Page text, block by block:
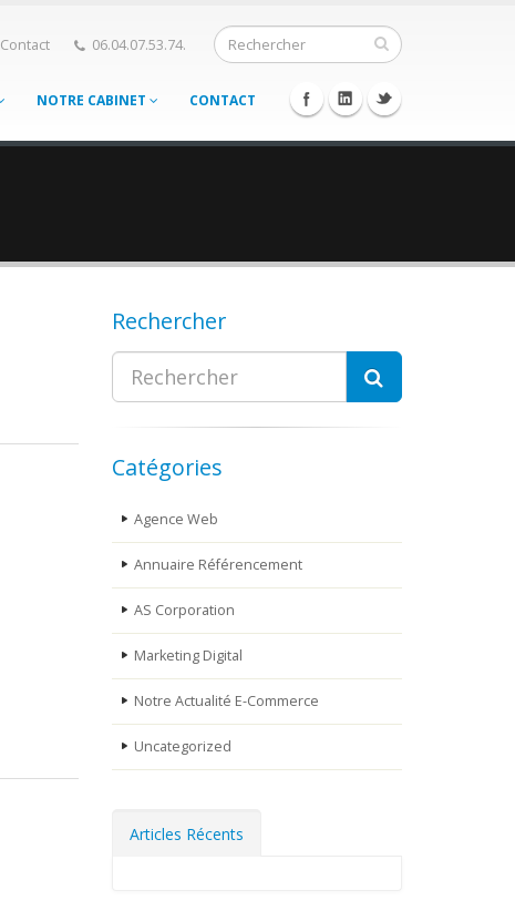
Contact 06.04.07.53.74.
NOTRE CABINET CONTACT
Rechercher
Catégories
Agence Web
Annuaire Référencement
AS Corporation
Marketing Digital
Notre Actualité E-Commerce
Uncategorized
Articles Récents